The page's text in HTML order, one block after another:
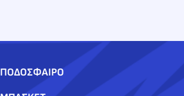
ΠΟΔΟΣΦΑΙΡΟ